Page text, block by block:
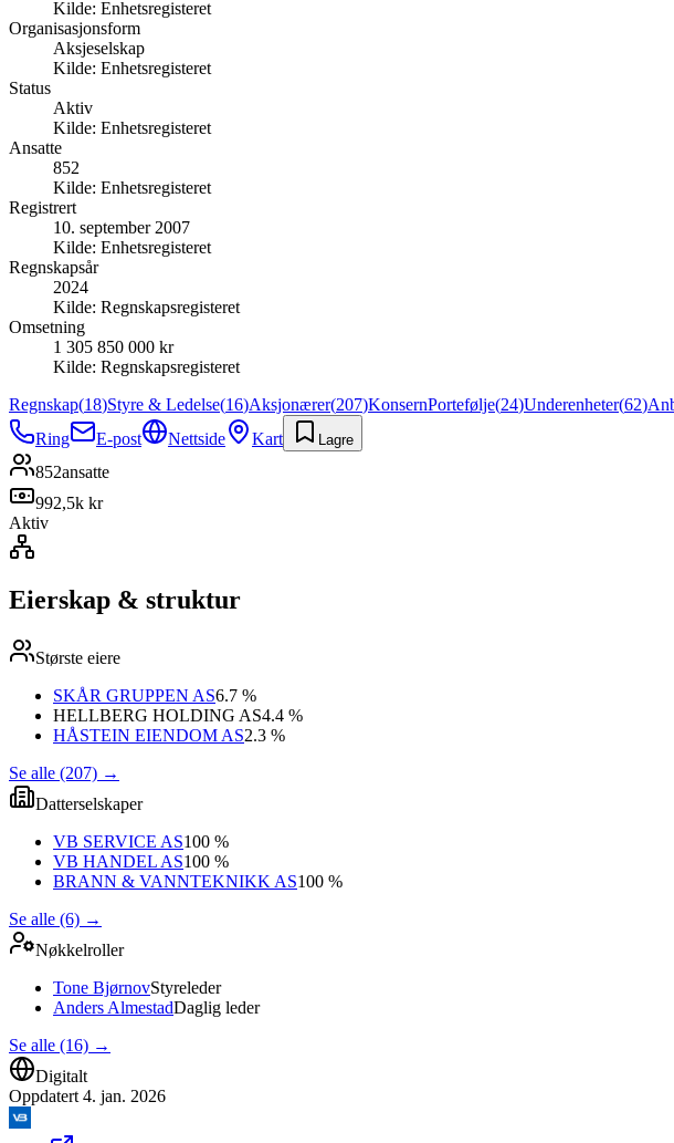
Kilde: Enhetsregisteret
Organisasjonsform
Aksjeselskap
Kilde: Enhetsregisteret
Status
Aktiv
Kilde: Enhetsregisteret
Ansatte
852
Kilde: Enhetsregisteret
Registrert
10. september 2007
Kilde: Enhetsregisteret
Regnskapsår
2024
Kilde: Regnskapsregisteret
Omsetning
1 305 850 000 kr
Kilde: Regnskapsregisteret
Regnskap(18)Styre & Ledelse(16)Aksjonærer(207)KonsernPortefølje(24)Underenheter(62)
Ring
E-post Nettside Kart Lagre
852ansatte
992,5k kr
Aktiv
Eierskap & struktur
Største eiere
SKÅR GRUPPEN AS6.7 %
HELLBERG HOLDING AS4.4 %
HÅSTEIN EIENDOM AS2.3 %
Se alle (207) →
Datterselskaper
VB SERVICE AS100 %
VB HANDEL AS100 %
BRANN & VANNTEKNIKK AS100 %
Se alle (6) →
Nøkkelroller
Tone BjørnovStyreleder
Anders AlmestadDaglig leder
Se alle (16) →
Digitalt
Oppdatert 4. jan. 2026